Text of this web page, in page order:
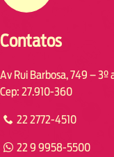
Contatos
Av Rui Barbosa, 749 –
Cep: 27.910-360
22 2772-4510
22 9 9958-5500